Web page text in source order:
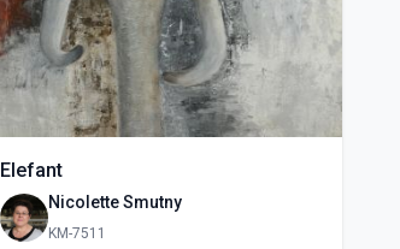
Elefant
Nicolette Smutny
KM-7511